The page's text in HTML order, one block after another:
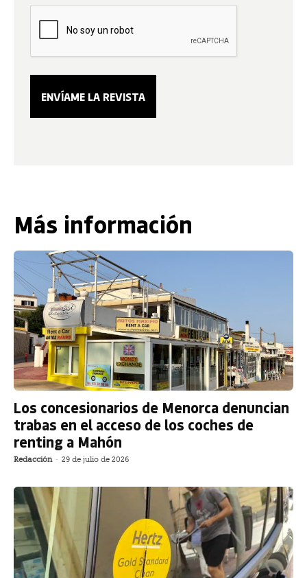
Más información
Los concesionarios de Menorca denuncian
trabas en el acceso de los coches de
renting a Mahón
Redacción - 29 de julio de 2026